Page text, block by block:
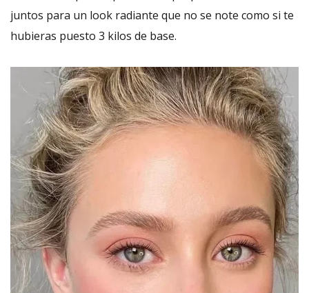
juntos para un look radiante que no se note como si te
hubieras puesto 3 kilos de base.